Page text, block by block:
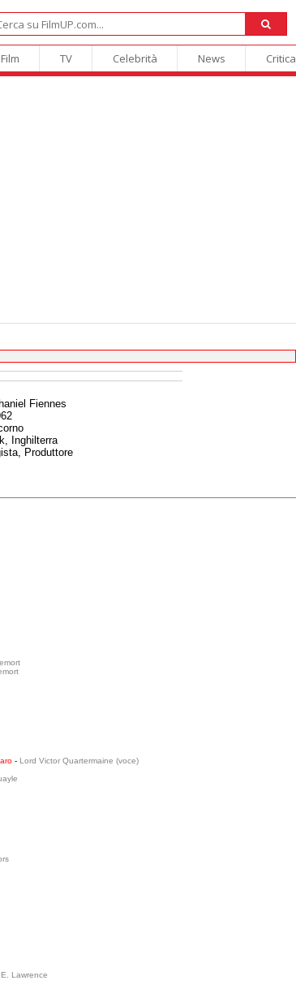
Film TV Celebrità News Critica
Fiennes
Inghilterra
Produttore
- Lord Victor Quartermaine (voce)
E. Lawrence